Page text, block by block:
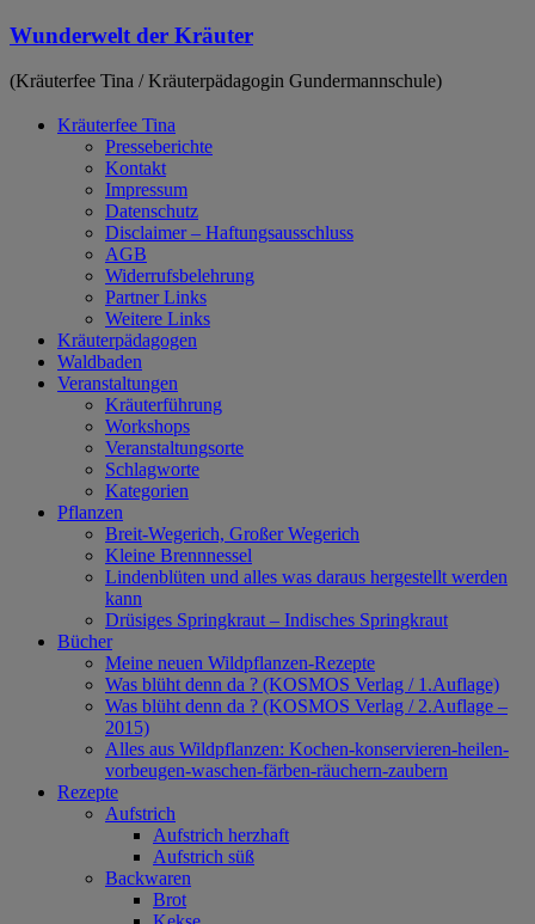
Zum
springen
Wunderwelt der Kräuter
(Kräuterfee Tina / Kräuterpädagogin Gundermannschule)
Kräuterfee Tina
Presseberichte
Kontakt
Impressum
Datenschutz
Disclaimer – Haftungsausschluss
AGB
Widerrufsbelehrung
Partner Links
Weitere Links
Kräuterpädagogen
Waldbaden
Veranstaltungen
Kräuterführung
Workshops
Veranstaltungsorte
Schlagworte
Kategorien
Pflanzen
Breit-Wegerich, Großer Wegerich
Kleine Brennnessel
Lindenblüten und alles was daraus hergestellt werden
kann
Drüsiges Springkraut – Indisches Springkraut
Bücher
Meine neuen Wildpflanzen-Rezepte
Was blüht denn da ? (KOSMOS Verlag / 1.Auflage)
Was blüht denn da ? (KOSMOS Verlag / 2.Auflage –
2015)
Alles aus Wildpflanzen: Kochen-konservieren-heilen-
vorbeugen-waschen-färben-räuchern-zaubern
Rezepte
Aufstrich
Aufstrich herzhaft
Aufstrich süß
Backwaren
Brot